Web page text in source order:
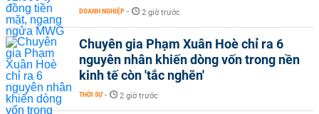
DOANH NGHIỆP - 2 giờ trước
Chuyên gia Phạm Xuân Hoè chỉ ra 6
nguyên nhân khiến dòng vốn trong nền
kinh tế còn 'tắc nghẽn'
THỜI SỰ - 2 giờ trước